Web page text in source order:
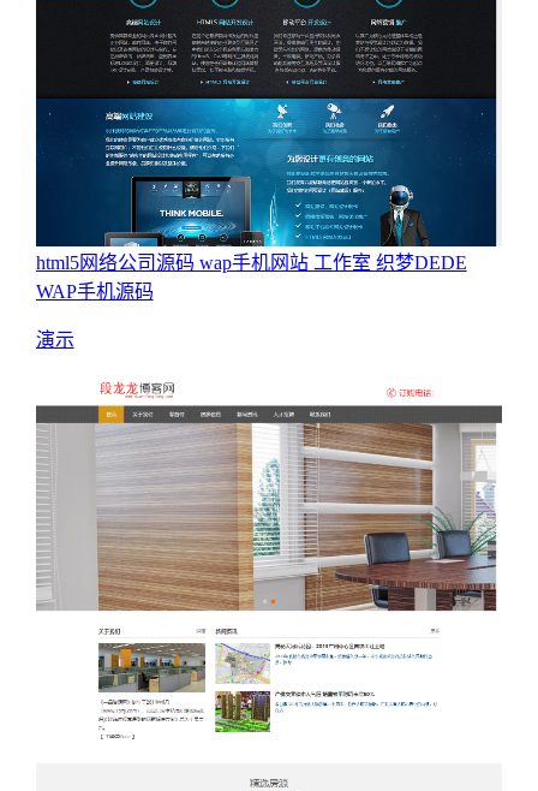
html5网络公司源码 wap手机网站 工作室 织梦DEDE
WAP手机源码
演示